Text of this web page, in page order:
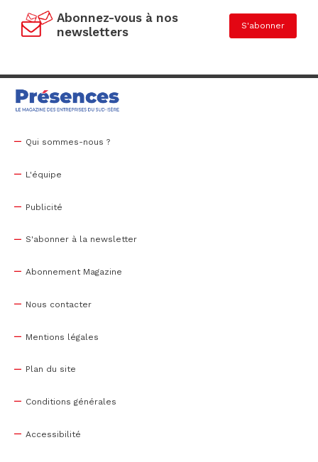
Abonnez-vous à nos
newsletters
S'abonner
Qui sommes-nous ?
L'équipe
Publicité
S'abonner à la newsletter
Abonnement Magazine
Nous contacter
Mentions légales
Plan du site
Conditions générales
Accessibilité